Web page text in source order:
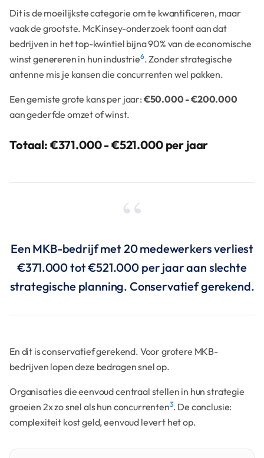
Dit is de moeilijkste categorie om te kwantificeren, maar
vaak de grootste. McKinsey-onderzoek toont aan dat
bedrijven in het top-kwintiel bijna 90% van de economische
winst genereren in hun industrie6. Zonder strategische
antenne mis je kansen die concurrenten wel pakken.
Een gemiste grote kans per jaar: €50.000 - €200.000
aan gederfde omzet of winst.
Totaal: €371.000 - €521.000 per jaar
Een MKB-bedrijf met 20 medewerkers verliest
€371.000 tot €521.000 per jaar aan slechte
strategische planning. Conservatief gerekend.
En dit is conservatief gerekend. Voor grotere MKB-
bedrijven lopen deze bedragen snel op.
Organisaties die eenvoud centraal stellen in hun strategie
groeien 2x zo snel als hun concurrenten3. De conclusie:
complexiteit kost geld, eenvoud levert het op.